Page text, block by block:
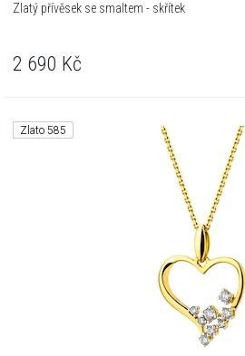
Zlatý přívěsek se smaltem - skřítek
2 690 Kč
Zlato 585